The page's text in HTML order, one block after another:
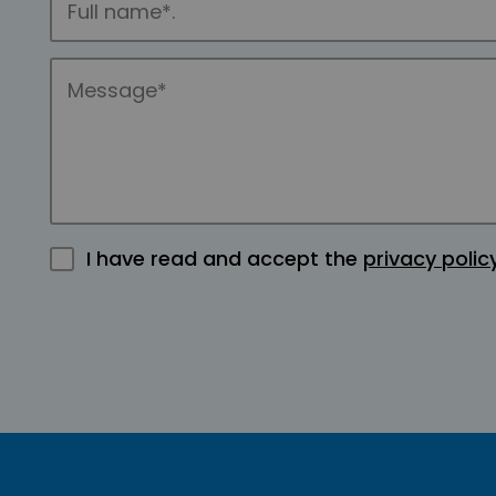
I have read and accept the privacy